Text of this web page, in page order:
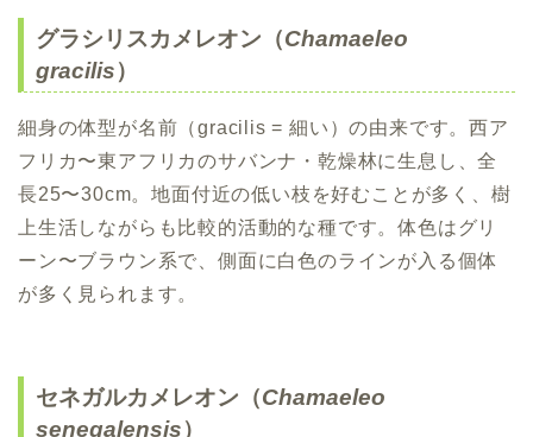
グラシリスカメレオン（Chamaeleo
gracilis）
細身の体型が名前（gracilis = 細い）の由来です。西ア
フリカ〜東アフリカのサバンナ・乾燥林に生息し、全
長25〜30cm。地面付近の低い枝を好むことが多く、樹
上生活しながらも比較的活動的な種です。体色はグリ
ーン〜ブラウン系で、側面に白色のラインが入る個体
が多く見られます。
セネガルカメレオン（Chamaeleo
senegalensis）